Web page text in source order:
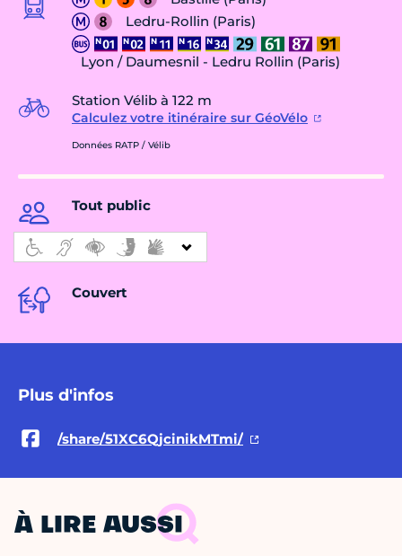
Ledru-Rollin (Paris)
Lyon / Daumesnil - Ledru Rollin (Paris)
Station Vélib à 122 m
Calculez votre itinéraire sur GéoVélo
Données RATP / Vélib
Tout public
Couvert
Plus d'infos
/share/51XC6QjcinikMTmi/
À LIRE AUSSI